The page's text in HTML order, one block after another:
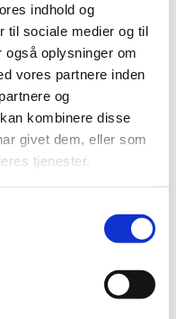
indhold og
til sociale medier og til
oplysninger om
vores partnere inden
og
kombinere disse
givet dem, eller som
tjenester.
kunne lide...